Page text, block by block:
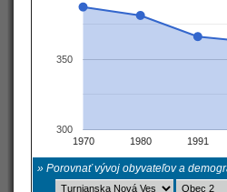
1970 1980 1991
300
350
» Porovnať vývoj obyvateľov a